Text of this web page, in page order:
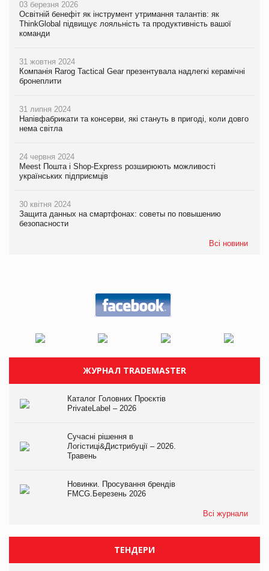
03 березня 2026
Освітній бенефіт як інструмент утримання талантів: як
ThinkGlobal підвищує лояльність та продуктивність вашої
команди
31 жовтня 2024
Компанія Rarog Tactical Gear презентувала надлегкі керамічні
бронеплити
31 липня 2024
Напівфабрикати та консерви, які стануть в пригоді, коли довго
нема світла
24 червня 2024
Meest Пошта і Shop-Express розширюють можливості
українських підприємців
30 квітня 2024
Защита данных на смартфонах: советы по повышению
безопасности
Всі новини
ЖУРНАЛ TRADEMASTER
Каталог Головних Проєктів
PrivateLabel – 2026
Сучасні рішення в
Логістиці&Дистрибуції – 2026.
Травень
Новинки. Просування брендів
FMCG.Березень 2026
Всі журнали
ТЕНДЕРИ